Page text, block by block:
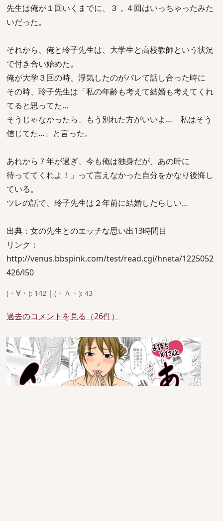
先生は俺が１回いくまでに、３，４回はいっちゃったみた
いだった。
それから、俺と玲子先生は、大学生と高校教師という状況
で付き合い始めた。
俺が大学３回の時、浮気したのがバレて話し合った時に
その時、玲子先生は「私の年齢も考えて結婚も考えてくれ
てると思ってた…
そうじゃなかったら、もう別れた方がいいよ… 私はそう
信じてた…」と言った。
あれから７年が過ぎ、今も俺は独身だが、あの時に
待っててくれよ！」って言えなかった自分をかなり後悔し
ている。
ツレの話で、玲子先生は２年前に結婚したらしい…
出典：女の先生とのエッチな思い出13時間目
リンク：
http://venus.bbspink.com/test/read.cgi/hneta/1225052
426/l50
(・∀・): 142 | (・Ａ・): 43
過去のコメントを見る（26件）